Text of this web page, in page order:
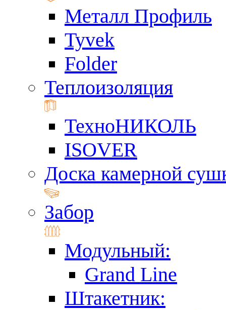
Металл Профиль
Tyvek
Folder
Теплоизоляция
ТехноНИКОЛЬ
ISOVER
Доска камерной
Забор
Модульный:
Grand Line
Штакетник: